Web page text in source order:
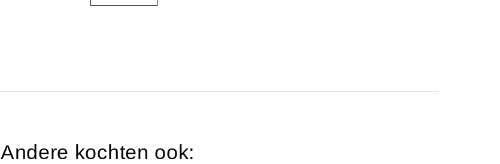
Andere kochten ook: